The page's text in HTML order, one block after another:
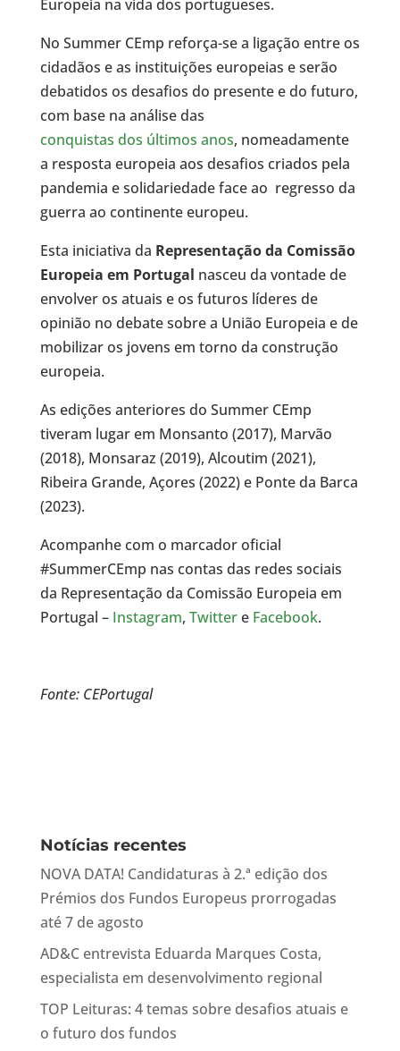
Europeia na vida dos portugueses.
No Summer CEmp reforça-se a ligação entre os
cidadãos e as instituições europeias e serão
debatidos os desafios do presente e do futuro,
com base na análise das
conquistas dos últimos anos, nomeadamente
a resposta europeia aos desafios criados pela
pandemia e solidariedade face ao regresso da
guerra ao continente europeu.
Esta iniciativa da Representação da Comissão
Europeia em Portugal nasceu da vontade de
envolver os atuais e os futuros líderes de
opinião no debate sobre a União Europeia e de
mobilizar os jovens em torno da construção
europeia.
As edições anteriores do Summer CEmp
tiveram lugar em Monsanto (2017), Marvão
(2018), Monsaraz (2019), Alcoutim (2021),
Ribeira Grande, Açores (2022) e Ponte da Barca
(2023).
Acompanhe com o marcador oficial
#SummerCEmp nas contas das redes sociais
da Representação da Comissão Europeia em
Portugal – Instagram, Twittere Facebook.
Fonte: CEPortugal
Notícias recentes
NOVA DATA! Candidaturas à 2.ª edição dos
Prémios dos Fundos Europeus prorrogadas
até 7 de agosto
AD&C entrevista Eduarda Marques Costa,
especialista em desenvolvimento regional
TOP Leituras: 4 temas sobre desafios atuais e
o futuro dos fundos